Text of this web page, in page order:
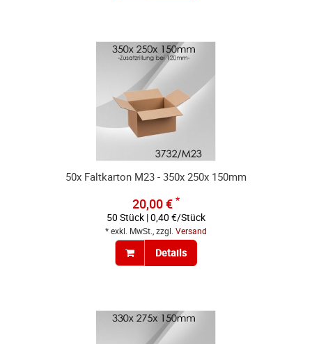
50x Faltkarton M23 - 350x 250x 150mm
20,00 € *
50 Stück | 0,40 €/Stück
* exkl. MwSt., zzgl. Versand
Details